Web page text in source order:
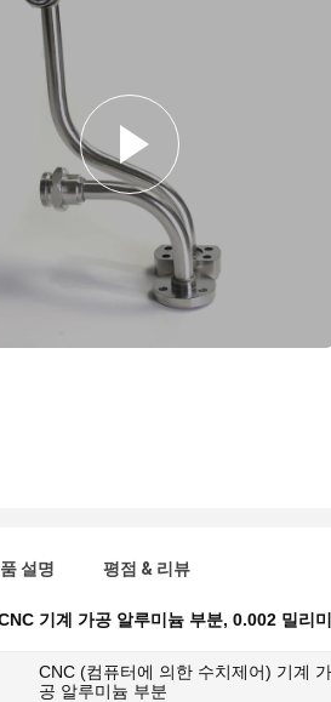
설명 평점 & 리뷰
기계 가공 알루미늄 부분, 0.002 밀리
CNC (컴퓨터에 의한 수치제어) 기계 가
공 알루미늄 부분